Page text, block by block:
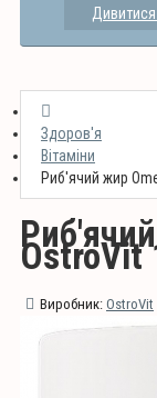
Здоров'я
Вітаміни
Риб'ячий жир
OstroVit
Виробник: OstroVit